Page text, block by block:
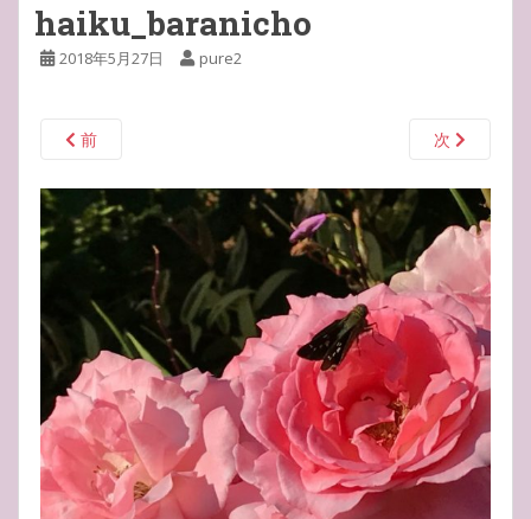
haiku_baranicho
2018年5月27日 pure2
前 次